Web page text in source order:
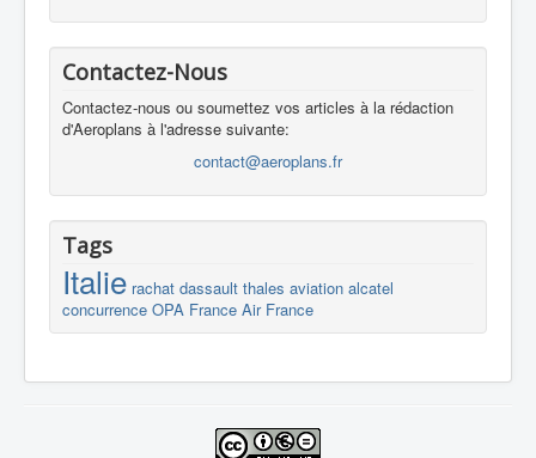
Contactez-Nous
Contactez-nous ou soumettez vos articles à la rédaction
d'Aeroplans à l'adresse suivante:
contact@aeroplans.fr
Tags
Italie rachat dassault thales aviation alcatel
concurrence OPA France Air France